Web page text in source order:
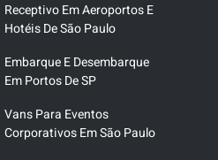
Receptivo Em Aeroportos E
Hotéis De São Paulo
Embarque E Desembarque
Em Portos De SP
Vans Para Eventos
Corporativos Em São Paulo